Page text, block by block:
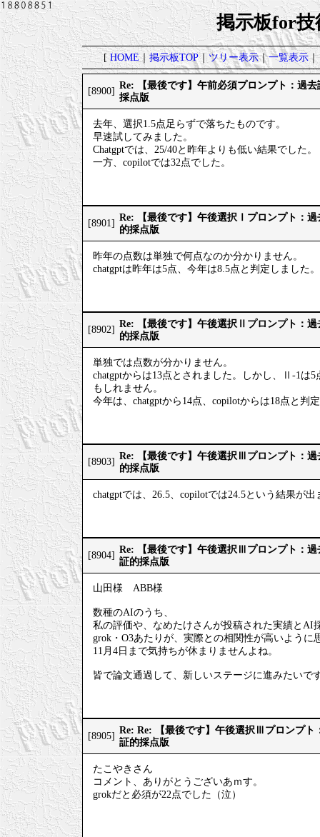
掲示板for技
[HOME｜掲示板TOP｜ツリー表示｜一覧表示｜
[8900]
Re: 【最後です】午前必須プロンプト：過
採点版
去年、選択1.5点足らずで落ちたものです。
早速試してみました。
Chatgptでは、25/40と昨年よりも低い結果でした。
一方、copilotでは32点でした。
[8901]
Re: 【最後です】午後選択Ⅰプロンプト：
的採点版
昨年の点数は単独で何点なのか分かりません。
chatgptは昨年は5点、今年は8.5点と判定しました。
[8902]
Re: 【最後です】午後選択Ⅱプロンプト：
的採点版
単独では点数が分かりません。
chatgptからは13点とされました。しかし、Ⅱ-1は
もしれません。
今年は、chatgptから14点、copilotからは18点と判
[8903]
Re: 【最後です】午後選択Ⅲプロンプト：
的採点版
chatgptでは、26.5、copilotでは24.5という結果が出
[8904]
Re: 【最後です】午後選択Ⅲプロンプト：
証的採点版
山田様 ABB様
数種のAIのうち、
私の評価や、なめたけさんが投稿された実績とAI
grok・O3あたりが、実際との相関性が高いように
11月4日まで気持ちが休まりませんよね。
皆で論文通過して、新しいステージに進みたいで
[8905]
Re: Re: 【最後です】午後選択Ⅲプロンプト
証的採点版
たこやきさん
コメント、ありがとうございあｍす。
grokだと必須が22点でした（泣）